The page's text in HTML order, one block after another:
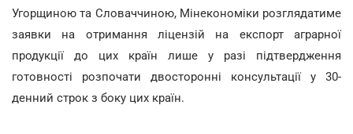
Угорщиною та Словаччиною, Мінекономіки розглядатиме
заявки на отримання ліцензій на експорт аграрної
продукції до цих країн лише у разі підтвердження
готовності розпочати двосторонні консультації у 30-
денний строк з боку цих країн.